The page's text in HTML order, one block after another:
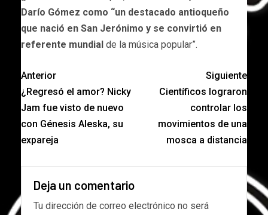
Darío Gómez como “un destacado antioqueño
que nació en San Jerónimo y se convirtió en
referente mundial de la música popular”.
Anterior
¿Regresó el amor? Nicky
Jam fue visto de nuevo
con Génesis Aleska, su
expareja
Siguiente
Científicos lograron
controlar los
movimientos de una
mosca a distancia
Deja un comentario
Tu dirección de correo electrónico no será